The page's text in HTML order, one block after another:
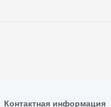
Контактная информация